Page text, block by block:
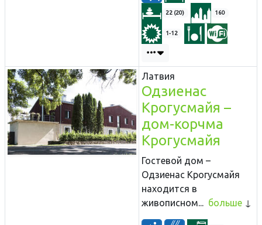
22 (20) 160
1-12
Латвия
Одзиенас
Крогусмайя –
дом-корчма
Крогусмайя
Гостевой дом –
Одзиенас Крогусмайя
находится в
живописном...
больше